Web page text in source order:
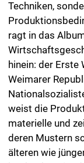
weist die Produktion
deren Mustern schlägt
älteren wie jüngeren
beobachten ist der
seinem Aufstieg in der
als bloßem Dekor, ja
zu seiner Emanzipation
autonomer Formfindung.